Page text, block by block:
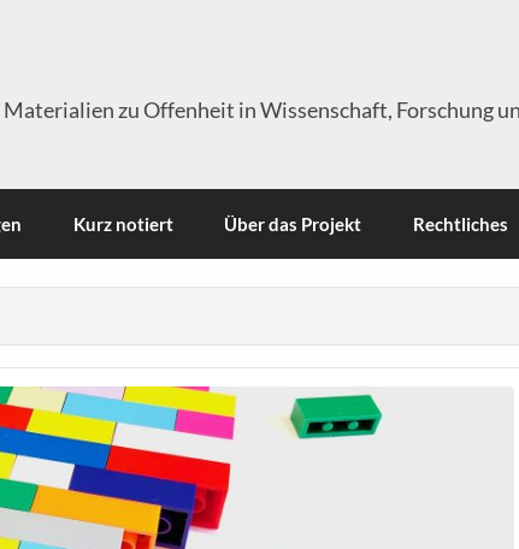
Materialien zu Offenheit in Wissenschaft, Forschung
Kurz notiert Über das Projekt Rechtliches